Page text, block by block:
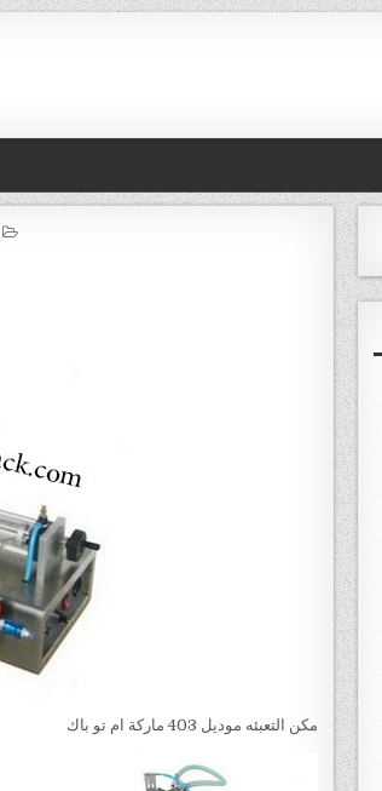
مكن التعبئه موديل 403 ماركة ام تو باك